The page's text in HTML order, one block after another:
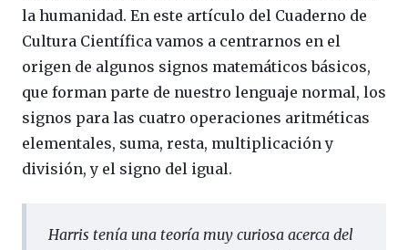
la humanidad. En este artículo del Cuaderno de
Cultura Científica vamos a centrarnos en el
origen de algunos signos matemáticos básicos,
que forman parte de nuestro lenguaje normal, los
signos para las cuatro operaciones aritméticas
elementales, suma, resta, multiplicación y
división, y el signo del igual.
Harris tenía una teoría muy curiosa acerca del